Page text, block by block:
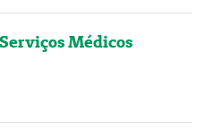
Médicos